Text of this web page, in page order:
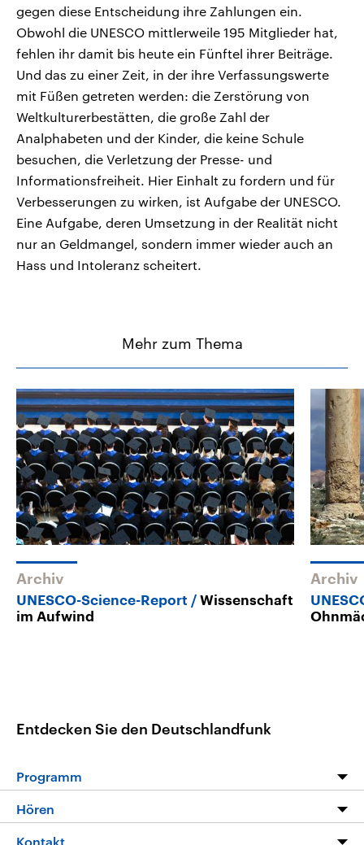
gegen diese Entscheidung ihre Zahlungen ein.
Obwohl die UNESCO mittlerweile 195 Mitglieder hat,
fehlen ihr damit bis heute ein Fünftel ihrer Beiträge.
Und das zu einer Zeit, in der ihre Verfassungswerte
mit Füßen getreten werden: die Zerstörung von
Weltkulturerbestätten, die große Zahl der
Analphabeten und der Kinder, die keine Schule
besuchen, die Verletzung der Presse- und
Informationsfreiheit. Hier Einhalt zu fordern und für
Verbesserungen zu wirken, ist Aufgabe der UNESCO.
Eine Aufgabe, deren Umsetzung in der Realität nicht
nur an Geldmangel, sondern immer wieder auch an
Hass und Intoleranz scheitert.
Mehr zum Thema
Archiv
UNESCO-Science-Report
Wissenschaft
im Aufwind
Archiv
Entdecken Sie den Deutschlandfunk
Programm
Hören
Livestream
Kontakt